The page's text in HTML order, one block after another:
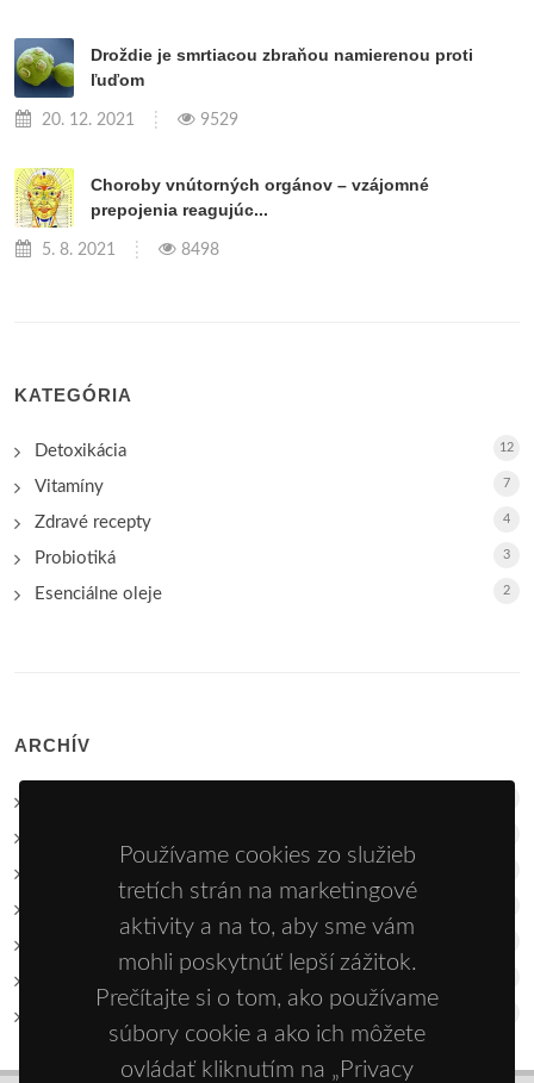
Droždie je smrtiacou zbraňou namierenou proti
ľuďom
20. 12. 2021 9529
Choroby vnútorných orgánov – vzájomné
prepojenia reagujúc...
5. 8. 2021 8498
KATEGÓRIA
Detoxikácia 12
Vitamíny 7
Zdravé recepty 4
Probiotiká 3
Esenciálne oleje 2
ARCHÍV
Používame cookies zo služieb
tretích strán na marketingové
aktivity a na to, aby sme vám
mohli poskytnúť lepší zážitok.
Prečítajte si o tom, ako používame
súbory cookie a ako ich môžete
ovládať kliknutím na „Privacy